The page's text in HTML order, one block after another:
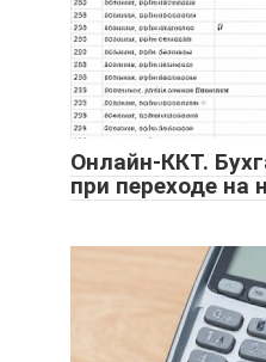
Онлайн-ККТ.
при переходе на